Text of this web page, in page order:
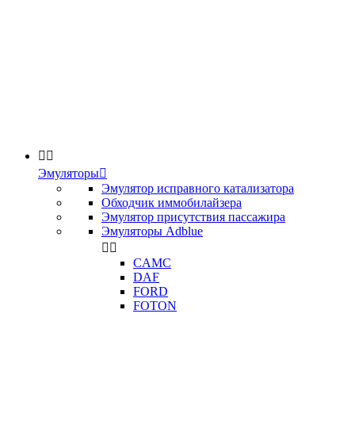
 
Эмуляторы
Эмулятор исправного катализатора
Обходчик иммобилайзера
Эмулятор присутствия пассажира
Эмуляторы Adblue
 
CAMC
DAF
FORD
FOTON